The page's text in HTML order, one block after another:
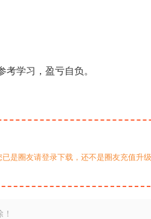
学习，盈亏自负。
是圈友请登录下载，还不是圈友充值升